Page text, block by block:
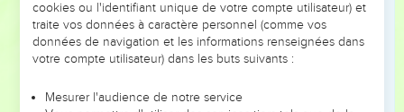
Maon, Carmel, Ziph, Juta,
Jizreel, Jokdeam, Zanoach,
Kaïn, Guibea et Thimna, soit 10 villes avec leurs villages.
Halhul, Beth-Tsur, Guedor,
cookies ou l'identifiant unique de votre compte utilisateur) et
traite vos données à caractère personnel (comme vos
données de navigation et les informations renseignées dans
votre compte utilisateur) dans les buts suivants :
Mesurer l'audience de notre service